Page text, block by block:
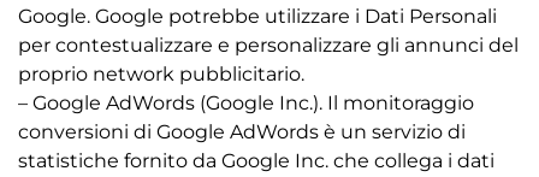
Google. Google potrebbe utilizzare i Dati Personali
per contestualizzare e personalizzare gli annunci del
proprio network pubblicitario.
– Google AdWords (Google Inc.). Il monitoraggio
conversioni di Google AdWords è un servizio di
statistiche fornito da Google Inc. che collega i dati